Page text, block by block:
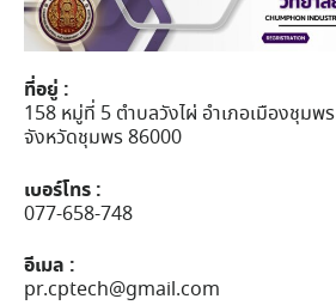
ที่อยู่ :
158 หมู่ที่ 5 ตำบลวังไผ่ อำเภอเมืองชุมพร
จังหวัดชุมพร 86000
เบอร์โทร :
077-658-748
อีเมล :
pr.cptech@gmail.com